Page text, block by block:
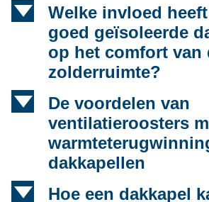
d
Welke invloed
goed geïsoleerde
op het comfort van
zolderruimte?
d
De voordelen van
ventilatieroosters
dakkapellen
d Hoe een dakkapel